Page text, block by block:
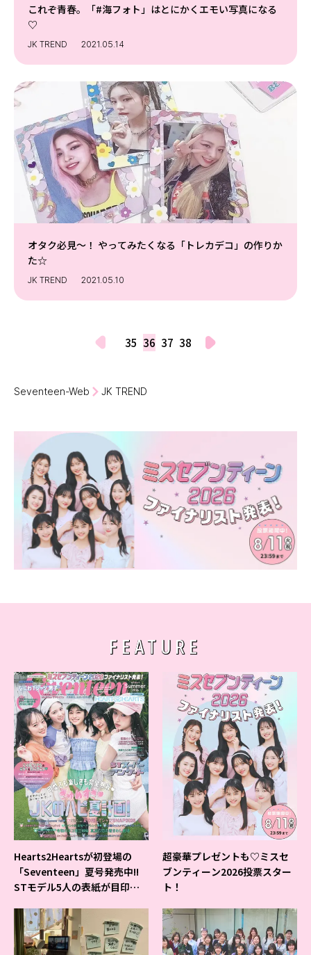
これぞ青春。「#海フォト」はとにかくエモい写真になる
♡
JK TREND 2021.05.14
オタク必見〜！ やってみたくなる「トレカデコ」の作りか
た☆
JK TREND 2021.05.10
35 36 37 38
Seventeen-Web JK TREND
FEATURE
Hearts2Heartsが初登場の
「Seventeen」夏号発売中!!
STモデル5人の表紙が目印だ
超豪華プレゼントも♡ミスセ
ブンティーン2026投票スター
ト！